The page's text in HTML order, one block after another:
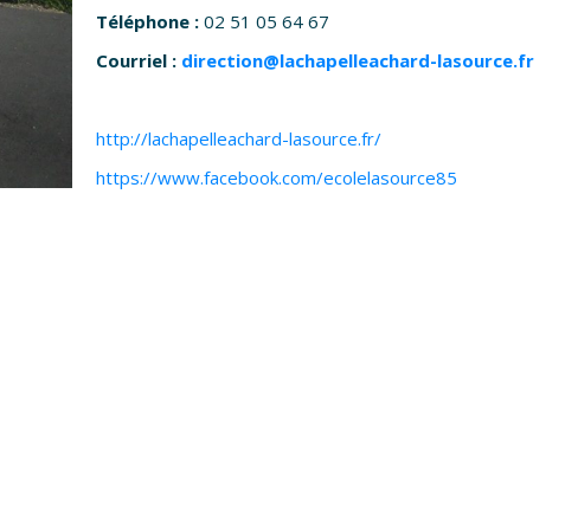
Téléphone : 02 51 05 64 67
Courriel : direction@lachapelleachard-lasource.fr
http://lachapelleachard-lasource.fr/
https://www.facebook.com/ecolelasource85